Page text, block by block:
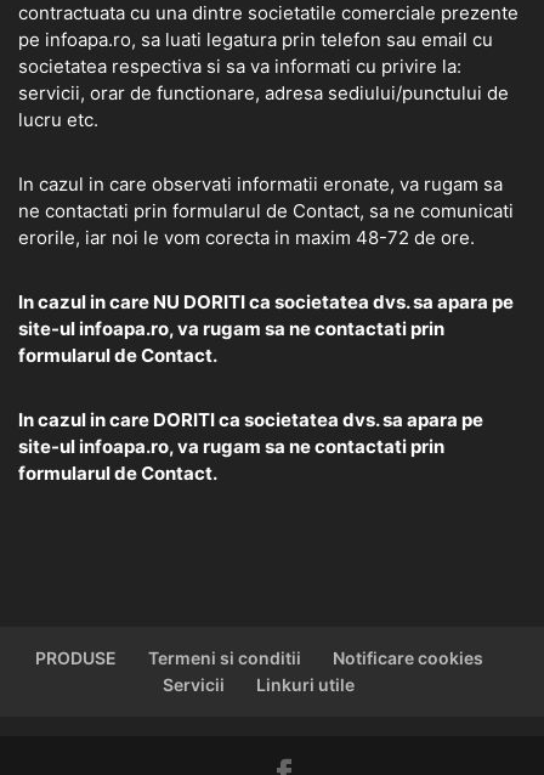
contractuata cu una dintre societatile comerciale prezente
pe infoapa.ro, sa luati legatura prin telefon sau email cu
societatea respectiva si sa va informati cu privire la:
servicii, orar de functionare, adresa sediului/punctului de
lucru etc.
In cazul in care observati informatii eronate, va rugam sa
ne contactati prin formularul de Contact, sa ne comunicati
erorile, iar noi le vom corecta in maxim 48-72 de ore.
In cazul in care NU DORITI ca societatea dvs. sa apara pe
site-ul infoapa.ro, va rugam sa ne contactati prin
formularul deContact.
In cazul in care DORITI ca societatea dvs. sa apara pe
site-ul infoapa.ro, va rugam sa ne contactati prin
formularul deContact.
PRODUSE Termeni si conditii
Notificare cookies
Servicii
Linkuri utile